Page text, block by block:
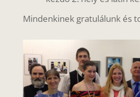
Mindenkinek gratulálunk és